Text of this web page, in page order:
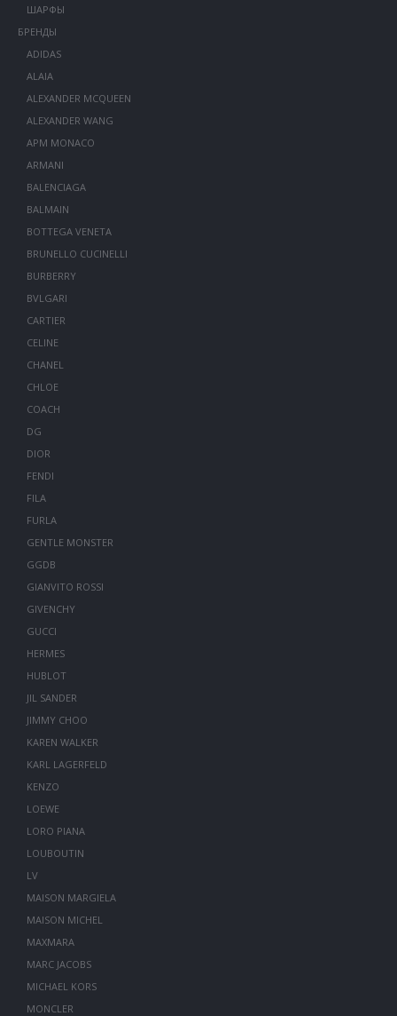
ШАРФЫ
БРЕНДЫ
ADIDAS
ALAIA
ALEXANDER MCQUEEN
ALEXANDER WANG
APM MONACO
ARMANI
BALENCIAGA
BALMAIN
BOTTEGA VENETA
BRUNELLO CUCINELLI
BURBERRY
BVLGARI
CARTIER
CELINE
CHANEL
CHLOE
COACH
DG
DIOR
FENDI
FILA
FURLA
GENTLE MONSTER
GGDB
GIANVITO ROSSI
GIVENCHY
GUCCI
HERMES
HUBLOT
JIL SANDER
JIMMY CHOO
KAREN WALKER
KARL LAGERFELD
KENZO
LOEWE
LORO PIANA
LOUBOUTIN
LV
MAISON MARGIELA
MAISON MICHEL
MAXMARA
MARC JACOBS
MICHAEL KORS
MONCLER